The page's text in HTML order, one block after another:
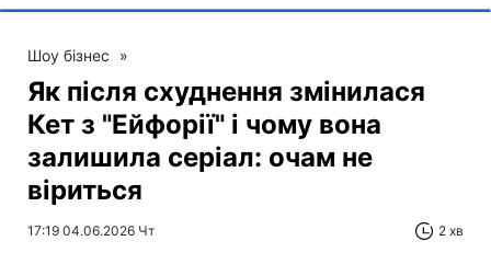
Шоу бізнес »
Як після схуднення змінилася
Кет з "Ейфорії" і чому вона
залишила серіал: очам не
віриться
17:19 04.06.2026 Чт 2 хв